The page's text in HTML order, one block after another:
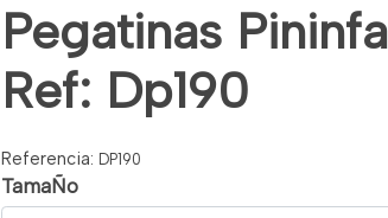
Pegatinas
Ref: Dp190
Referencia: DP190
TamaÑo